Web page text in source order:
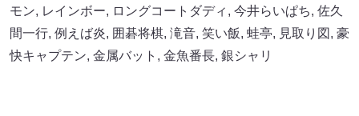
モン, レインボー, ロングコートダディ , 今井らいぱち, 佐久
間一行, 例えば炎, 囲碁将棋, 滝音, 笑い飯, 蛙亭, 見取り図 , 豪
快キャプテン, 金属バット , 金魚番長, 銀シャリ